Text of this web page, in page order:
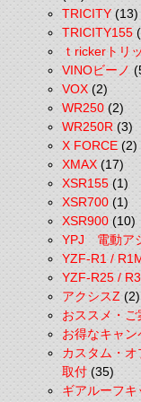
TRICITY(13)
TRICITY155
ｔrickerトリ
VINOビーノ
VOX(2)
WR250(2)
WR250R(3)
X FORCE(2)
XMAX(17)
XSR155(1)
XSR700(1)
XSR900(10)
YPJ 電動ア
YZF-R1 /
YZF-R25 / R3
アクシスZ(2)
おススメ・ご
お得なキャン
カスタム・
取付(35)
ギアルーフキ